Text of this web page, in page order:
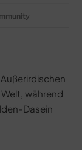
während
Dasein